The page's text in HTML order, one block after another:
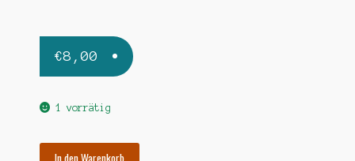
€8,00
1 vorrätig